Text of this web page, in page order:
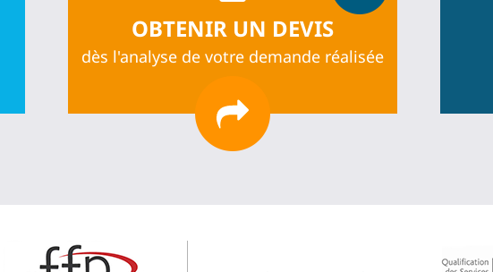
OBTENIR UN DEVIS
dès l'analyse de votre demande réalisée